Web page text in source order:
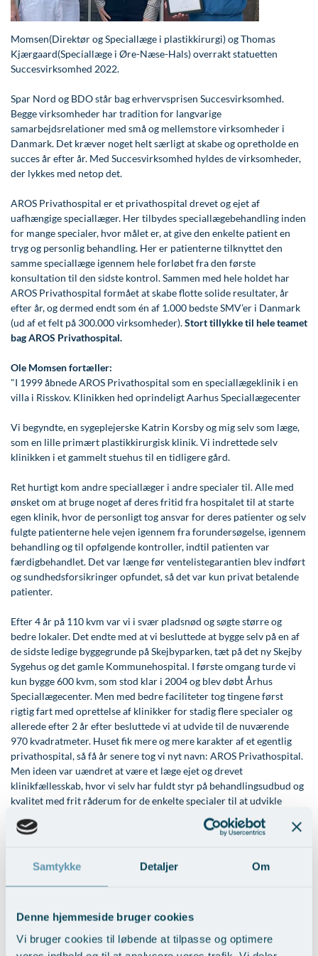
Samtykke Detaljer Om
Denne hjemmeside bruger cookies
Vi bruger cookies til løbende at tilpasse og optimere
Lunge-astma-allergi
Mave-tarm kirurgi
Menopause- og hormonterapi
Neurologi (hjerne-nervesygdomme)
Onkologi (kræftsygdomme)
Plastikkirurgi (rekonstruktiv)
Reumatologi (gigtsygdomme)
Svedproblemer
Søvn
Thoraxkirurgi (slipping rib)
Ultralydsscanning
Urologi (Urinvejssygdomme)
Øre-næse-hals
Ar og strækmærker
Uønsket hårvækst
Hårtab
Aldersprægede håndrygge
Kropsforyngelse og opstramning
Intim konturering/foryngelse
Mandlig genitalområde - forskønnelse
Kosmetisk Plastikkirurgi
Kæbekirurgi
Skræddersyede dropbehandlinger
Før / efter billeder
Modelopskrivning
aging medicin
Prisliste
Skriv dig op
Udskrivelse
Kontakt os & Find vej
Kvalitet og patienttilfredshed
Nyttige links
Parkering og opladning på AROS Privathospital
Persondatapolitik på AROS
Rygepolitik
Samarbejde mellem specialer
Sengestuer
Standardbetingelser for privatbetalte
operationer
Ventetid i det offentlige - Frit sygehusvalg
Vores mål
Momsen(Direktør og Speciallæge i plastikkirurgi) og Thomas
Kjærgaard(Speciallæge i Øre-Næse-Hals) overrakt statuetten
Succesvirksomhed 2022.
Spar Nord og BDO står bag erhvervsprisen Succesvirksomhed.
Begge virksomheder har tradition for langvarige
samarbejdsrelationer med små og mellemstore virksomheder i
Danmark. Det kræver noget helt særligt at skabe og opretholde en
succes år efter år. Med Succesvirksomhed hyldes de virksomheder,
der lykkes med netop det.
AROS Privathospital er et privathospital drevet og ejet af
uafhængige speciallæger. Her tilbydes speciallægebehandling inden
for mange specialer, hvor målet er, at give den enkelte patient en
tryg og personlig behandling. Her er patienterne tilknyttet den
samme speciallæge igennem hele forløbet fra den første
konsultation til den sidste kontrol. Sammen med hele holdet har
AROS Privathospital formået at skabe flotte solide resultater, år
efter år, og dermed endt som én af 1.000 bedste SMV’er i Danmark
(ud af et felt på 300.000 virksomheder).Stort tillykke til hele teamet
bag AROS Privathospital.
Ole Momsen fortæller:
"I 1999 åbnede AROS Privathospital som en speciallægeklinik i en
villa i Risskov. Klinikken hed oprindeligt Aarhus Speciallægecenter
Vi begyndte, en sygeplejerske Katrin Korsby og mig selv som læge,
som en lille primært plastikkirurgisk klinik. Vi indrettede selv
klinikken i et gammelt stuehus til en tidligere gård.
Ret hurtigt kom andre speciallæger i andre specialer til. Alle med
ønsket om at bruge noget af deres fritid fra hospitalet til at starte
egen klinik, hvor de personligt tog ansvar for deres patienter og selv
fulgte patienterne hele vejen igennem fra forundersøgelse, igennem
behandling og til opfølgende kontroller, indtil patienten var
færdigbehandlet. Det var længe før ventelistegarantien blev indført
og sundhedsforsikringer opfundet, så det var kun privat betalende
patienter.
Efter 4 år på 110 kvm var vi i svær pladsnød og søgte større og
bedre lokaler. Det endte med at vi besluttede at bygge selv på en af
de sidste ledige byggegrunde på Skejbyparken, tæt på det ny Skejby
Sygehus og det gamle Kommunehospital. I første omgang turde vi
kun bygge 600 kvm, som stod klar i 2004 og blev døbt Århus
Speciallægecenter. Men med bedre faciliteter tog tingene først
rigtig fart med oprettelse af klinikker for stadig flere specialer og
allerede efter 2 år efter besluttede vi at udvide til de nuværende
970 kvadratmeter. Huset fik mere og mere karakter af et egentlig
privathospital, så få år senere tog vi nyt navn: AROS Privathospital.
Men ideen var uændret at være et læge ejet og drevet
klinikfællesskab, hvor vi selv har fuldt styr på behandlingsudbud og
kvalitet med frit råderum for de enkelte specialer til at udvikle
deres behandlinger – stadigvæk med et personligt forhold til hver
eneste patient. Dengang var der flere selvstændige privathospitaler.
multinationale kæder eller finansfolk med tilhørende tab af
selvstændighed og personlighed. Så i dag er vi det eneste
selvstændige privathospital i Jylland og på Fyn. Det har vi ikke
for en tredobling af vores areal i form af en tilbygning, som
forventes at stå klar i 2023.